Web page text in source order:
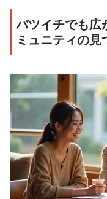
バツイチでも広
ミュニティの見